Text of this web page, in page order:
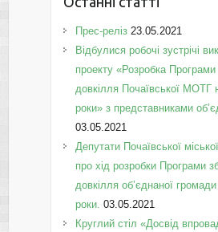
Прес-реліз 23.05.2021
Відбулися робочі зустрічі
проекту «Розробка
довкілля Почаївської МОТГ
роки» з представниками
03.05.2021
Депутати Почаївської
про хід розробки Програми
довкілля об’єднаної
роки. 03.05.2021
Круглий стіл «Досвід